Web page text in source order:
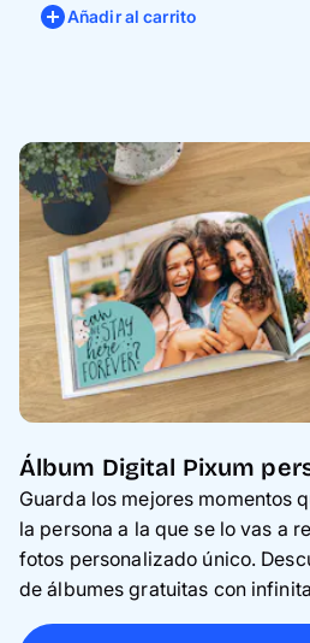
Añadir al carrito
Álbum Digital Pixum
Guarda los mejores momentos
la persona a la que se lo vas a
fotos personalizado único.
de álbumes gratuitas con